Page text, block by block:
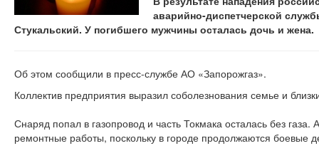
аварийно-диспетчерской
Стукальский. У погибшего мужчины осталась дочь и жена.
Об этом сообщили в пресс-службе АО «Запорожгаз».
Коллектив предприятия выразил соболезнования семье и
Снаряд попал в газопровод и часть Токмака осталась без
ремонтные работы, поскольку в городе продолжаются боевые